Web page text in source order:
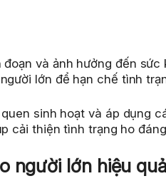
và ảnh hưởng đến sức
lớn để hạn chế tình
sinh hoạt và áp dụng
cải thiện tình trạng ho
người lớn hiệu